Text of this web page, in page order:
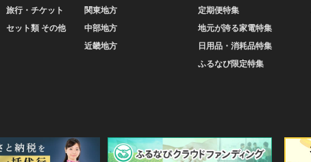
旅行・チケット
セット類 その他
関東地方
中部地方
近畿地方
定期便特集
地元が誇る家電特集
日用品・消耗品特集
ふるなび限定特集